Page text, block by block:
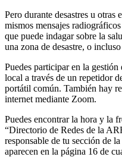
Pero durante desastres u otras
mismos mensajes
que puede indagar sobre la
una zona de desastre, o
Puedes participar en la
local a través de un repetidor
portátil común. También hay
internet mediante Zoom.
Puedes encontrar la hora y la
“Directorio de Redes de la
responsable de tu sección de
aparecen en la página 16 de